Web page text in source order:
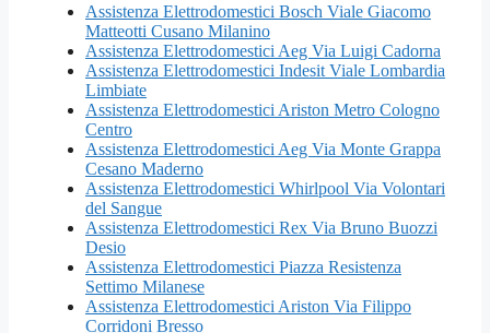
Assistenza Elettrodomestici Bosch Viale Giacomo
Matteotti Cusano Milanino
Assistenza Elettrodomestici Aeg Via Luigi Cadorna
Assistenza Elettrodomestici Indesit Viale Lombardia
Limbiate
Assistenza Elettrodomestici Ariston Metro Cologno
Centro
Assistenza Elettrodomestici Aeg Via Monte Grappa
Cesano Maderno
Assistenza Elettrodomestici Whirlpool Via Volontari
del Sangue
Assistenza Elettrodomestici Rex Via Bruno Buozzi
Desio
Assistenza Elettrodomestici Piazza Resistenza
Settimo Milanese
Assistenza Elettrodomestici Ariston Via Filippo
Corridoni Bresso